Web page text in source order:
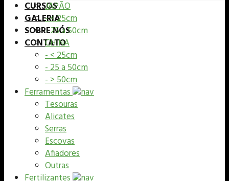
CURSOS
GALERIA
SOBRE NÓS
CONTATO
JAPÃO
- < 25cm
- 25 a 50cm
CHINA
- < 25cm
- 25 a 50cm
- > 50cm
Ferramentas
Tesouras
Alicates
Serras
Escovas
Afiadores
Outras
Fertilizantes